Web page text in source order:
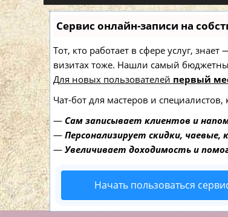
Сервис онлайн-записи на
Тот, кто работает в сфере услуг,
визитах тоже. Нашли самый
Для новых пользователей первый
Чат-бот для мастеров и
— Сам записывает клиентов и
— Персонализирует скидки,
— Увеличивает доходимость и
Начать пользоваться